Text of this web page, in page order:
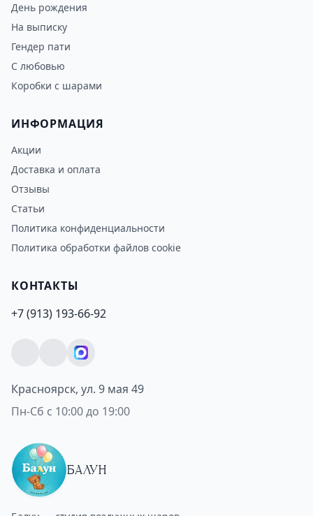
День рождения
На выписку
Гендер пати
С любовью
Коробки с шарами
ИНФОРМАЦИЯ
Акции
Доставка и оплата
Отзывы
Статьи
Политика конфиденциальности
Политика обработки файлов cookie
КОНТАКТЫ
+7 (913) 193-66-92
Красноярск, ул. 9 мая 49
Пн-Сб с 10:00 до 19:00
БАЛУН